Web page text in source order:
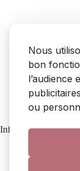
Nous
bon
l’audience
ou
FAQ
Livraison
Retours &
SAV
Mon compte
Informations